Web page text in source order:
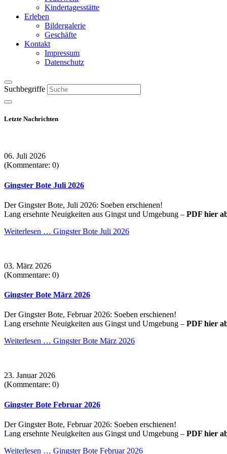
Kindertagesstätte
Erleben
Bildergalerie
Geschäfte
Kontakt
Impressum
Datenschutz
Suchbegriffe
Letzte Nachrichten
06. Juli 2026
(Kommentare: 0)
Gingster Bote Juli 2026
Der Gingster Bote, Juli 2026: Soeben erschienen!
Lang ersehnte Neuigkeiten aus Gingst und Umgebung – PDF hier
Weiterlesen … Gingster Bote Juli 2026
03. März 2026
(Kommentare: 0)
Gingster Bote März 2026
Der Gingster Bote, Februar 2026: Soeben erschienen!
Lang ersehnte Neuigkeiten aus Gingst und Umgebung – PDF hier
Weiterlesen … Gingster Bote März 2026
23. Januar 2026
(Kommentare: 0)
Gingster Bote Februar 2026
Der Gingster Bote, Februar 2026: Soeben erschienen!
Lang ersehnte Neuigkeiten aus Gingst und Umgebung – PDF hier
Weiterlesen … Gingster Bote Februar 2026